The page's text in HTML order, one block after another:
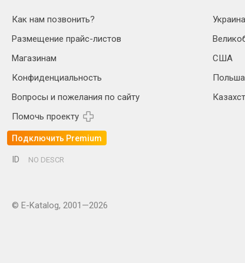
Как нам позвонить?
Размещение прайс-листов
Магазинам
Конфиденциальность
Вопросы и пожелания по сайту
Помочь проекту
Подключить Premium
Украина
США
Польша
ID NO DESCR
© E-Katalog, 2001—2026